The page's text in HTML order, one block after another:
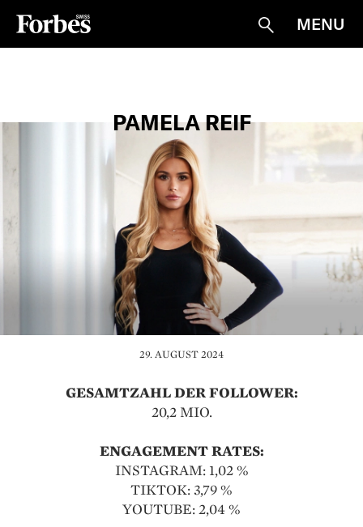
Suche
MENU
PAMELA REIF
29. AUGUST 2024
GESAMTZAHL DER FOLLOWER:
20,2 MIO.
ENGAGEMENT RATES:
INSTAGRAM: 1,02 %
TIKTOK: 3,79 %
YOUTUBE: 2,04 %